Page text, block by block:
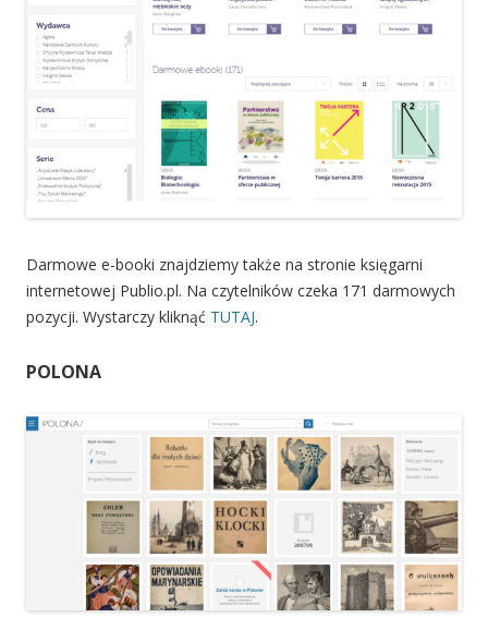
Darmowe e-booki znajdziemy także na stronie księgarni
internetowej Publio.pl. Na czytelników czeka 171 darmowych
pozycji. Wystarczy kliknąć TUTAJ.
POLONA